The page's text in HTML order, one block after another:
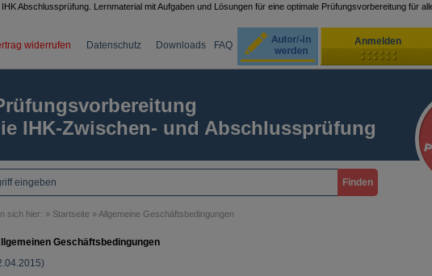
Abschlussprüfung. Lernmaterial mit Aufgaben und Lösungen für eine optimale Prüfungsvorbereitung für
widerrufen Datenschutz Downloads FAQ Anmelden
Ihr
IHK-Zwischen- und Abschlussprüfung
sich hier: » Startseite » Allgemeine Geschäftsbedingungen
Geschäftsbedingungen